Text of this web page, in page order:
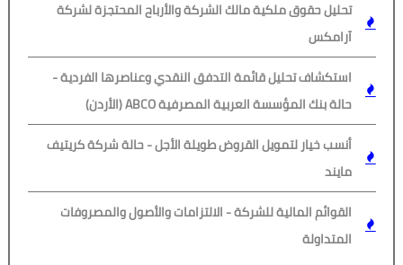
تحليل حقوق ملكية مالك الشركة والأرباح المحتجزة لشركة
آرامكس
استكشاف تحليل قائمة التدفق النقدي وعناصرها الفردية -
حالة بنك المؤسسة العربية المصرفية ABCO (الأردن)
أنسب خيار لتمويل القروض طويلة الأجل - حالة شركة كريتيف
مايند
القوائم المالية للشركة - الالتزامات والأصول والمصروفات
المتداولة